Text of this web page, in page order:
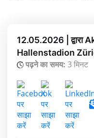
12.05.2026 |
Hallenstadion
पढ़ने का समय: 3 मिनट